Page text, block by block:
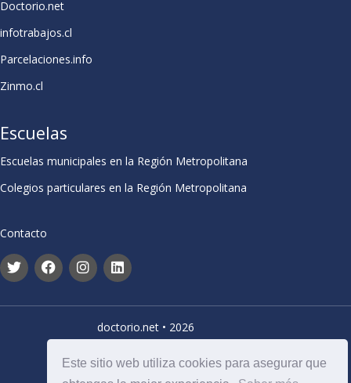
Este sitio web utiliza cookies para asegurar que
Doctorio.net
infotrabajos.cl
Parcelaciones.info
Zinmo.cl
Escuelas
Escuelas municipales en la Región Metropolitana
Colegios particulares en la Región Metropolitana
Contacto
doctorio.net • 2026